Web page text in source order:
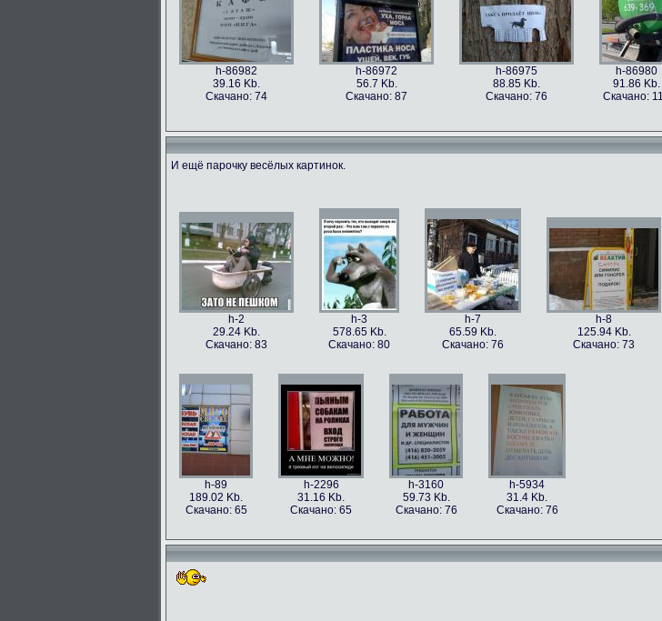
h-86982
39.16 Kb.
Скачано: 74
h-86972
56.7 Kb.
Скачано: 87
h-86975
88.85 Kb.
Скачано: 76
h-86980
91.86 Kb.
Скачано:
h-86973
49.56 Kb.
Скачано: 77
h-86979
106.1 Kb.
Скачано: 63
h-86978
101.5 Kb.
Скачано: 59
h-86977
79.4 Kb.
Скачано: 82
115.82
И ещё парочку весёлых картинок.
h-2
29.24 Kb.
Скачано: 83
h-3
578.65 Kb.
Скачано: 80
h-7
65.59 Kb.
Скачано: 76
h-8
125.94 Kb.
Скачано: 73
h-89
189.02 Kb.
Скачано: 65
h-2296
31.16 Kb.
Скачано: 65
h-3160
59.73 Kb.
Скачано: 76
h-5934
31.4 Kb.
Скачано: 76